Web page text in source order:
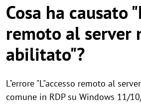
Cosa ha causato
remoto al server
abilitato"?
L"errore "L"accesso remoto al
comune in RDP su Windows 11/